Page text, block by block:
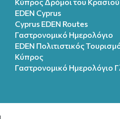
EDEN Cyprus
Cyprus EDEN Routes
Γαστρονομικό Ημερολόγιο
EDEN Πολιτιστικός
Κύπρος
Γαστρονομικό Ημερολόγιo